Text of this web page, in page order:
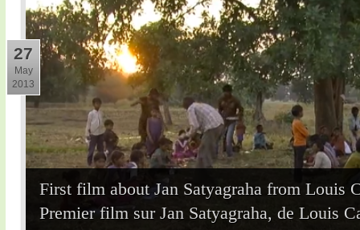
First film about Jan Satyagraha from Louis
Premier film sur Jan Satyagraha, de Louis
27
May
2013